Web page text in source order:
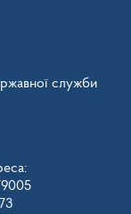
служби